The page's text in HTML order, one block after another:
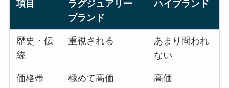
項目
ラグジュアリー
ブランド
ハイブランド
歴史・伝
統
重視される
あまり問われ
ない
価格帯 極めて高価 高価